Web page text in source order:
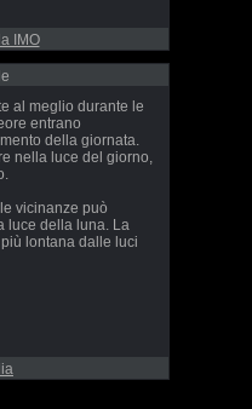
IMO
al meglio durante le
entrano
della giornata.
nella luce del giorno,
vicinanze può
luce della luna. La
lontana dalle luci